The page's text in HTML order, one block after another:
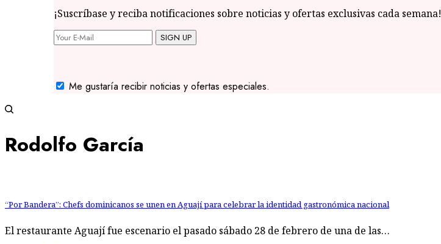
¡Suscríbase y reciba notificaciones sobre noticias y ofertas exclusivas cada semana!
SIGN UP
Me gustaría recibir noticias y ofertas especiales.
Rodolfo García
“Por Bandera”: Chefs dominicanos se unen en Aguají para celebrar la identidad gastronómica nacional
El restaurante Aguají fue escenario el pasado sábado 28 de febrero de una de las…